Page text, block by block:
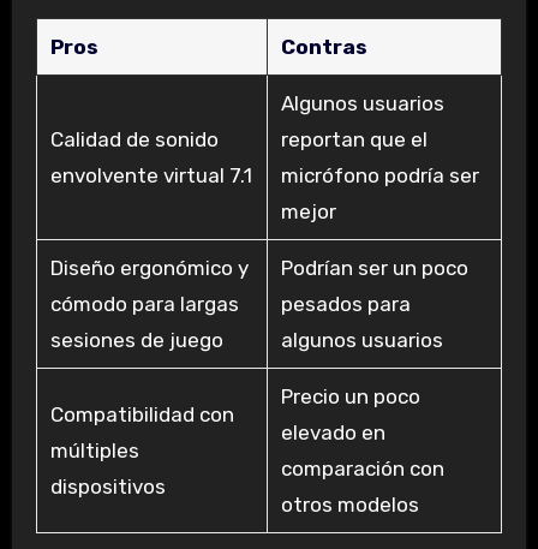
Pros Contras
Calidad de sonido
envolvente virtual 7.1
Algunos usuarios
reportan que el
micrófono podría ser
mejor
Diseño ergonómico y
cómodo para largas
sesiones de juego
Podrían ser un poco
pesados para
algunos usuarios
Compatibilidad con
múltiples
dispositivos
Precio un poco
elevado en
comparación con
otros modelos